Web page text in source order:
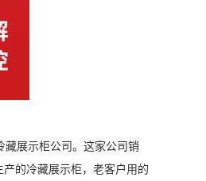
展示柜公司。这家公司销
的冷藏展示柜，老客户用的